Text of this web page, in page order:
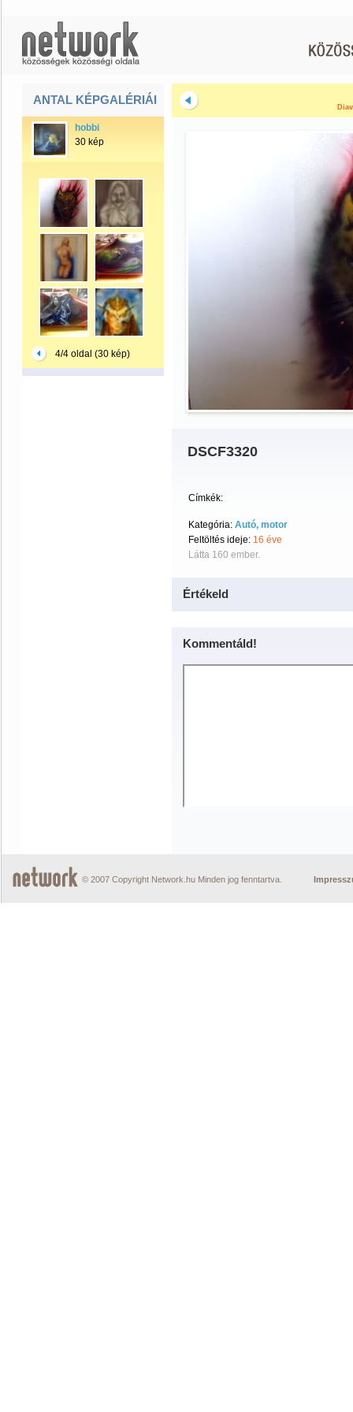
ANTAL KÉPGALÉRIÁI
hobbi
30 kép
4/4 oldal (30 kép)
DSCF3320
Címkék:
Kategória: Autó, motor
Feltöltés ideje: 16 éve
Látta 160 ember.
Értékeld
Kommentáld!
© 2007 Copyright Network.hu Minden jog fenntartva.